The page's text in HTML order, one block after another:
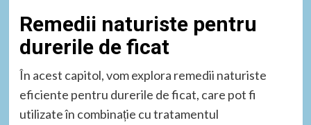
Remedii naturiste pentru
durerile de ficat
În acest capitol, vom explora remedii naturiste
eficiente pentru durerile de ficat, care pot fi
utilizate în combinație cu tratamentul